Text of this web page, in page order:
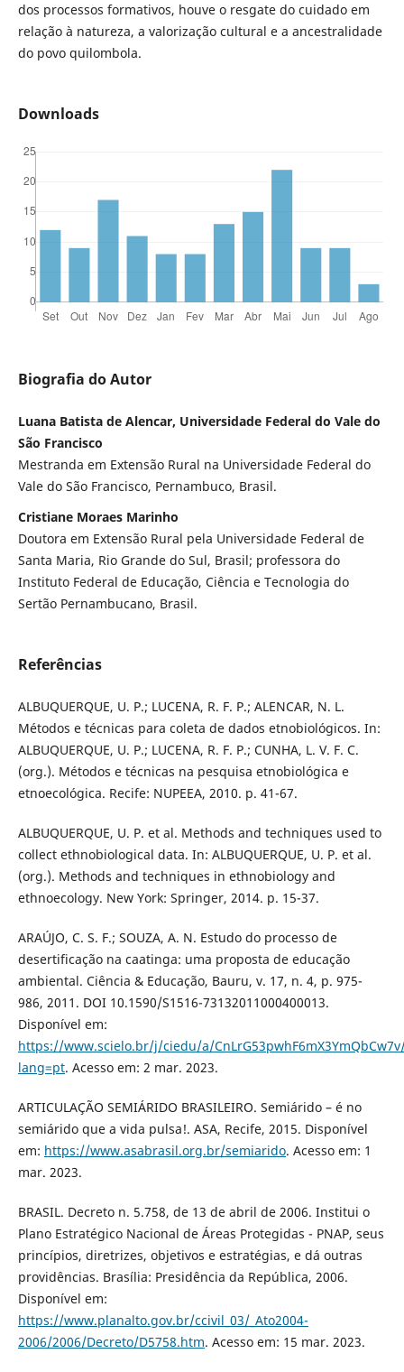
dos processos formativos, houve o resgate do cuidado em
relação à natureza, a valorização cultural e a ancestralidade
do povo quilombola.
Downloads
Biografia do Autor
Luana Batista de Alencar, Universidade Federal do Vale do
São Francisco
Mestranda em Extensão Rural na Universidade Federal do
Vale do São Francisco, Pernambuco, Brasil.
Cristiane Moraes Marinho
Doutora em Extensão Rural pela Universidade Federal de
Santa Maria, Rio Grande do Sul, Brasil; professora do
Instituto Federal de Educação, Ciência e Tecnologia do
Sertão Pernambucano, Brasil.
Referências
ALBUQUERQUE, U. P.; LUCENA, R. F. P.; ALENCAR, N. L.
Métodos e técnicas para coleta de dados etnobiológicos. In:
ALBUQUERQUE, U. P.; LUCENA, R. F. P.; CUNHA, L. V. F. C.
(org.). Métodos e técnicas na pesquisa etnobiológica e
etnoecológica. Recife: NUPEEA, 2010. p. 41-67.
ALBUQUERQUE, U. P. et al. Methods and techniques used to
collect ethnobiological data. In: ALBUQUERQUE, U. P. et al.
(org.). Methods and techniques in ethnobiology and
ethnoecology. New York: Springer, 2014. p. 15-37.
ARAÚJO, C. S. F.; SOUZA, A. N. Estudo do processo de
desertificação na caatinga: uma proposta de educação
ambiental. Ciência & Educação, Bauru, v. 17, n. 4, p. 975-
986, 2011. DOI 10.1590/S1516-73132011000400013.
Disponível em:
https://www.scielo.br/j/ciedu/a/
lang=pt. Acesso em: 2 mar. 2023.
ARTICULAÇÃO SEMIÁRIDO BRASILEIRO. Semiárido – é no
semiárido que a vida pulsa!. ASA, Recife, 2015. Disponível
em: https://www.asabrasil.org.br/semiarido. Acesso em: 1
mar. 2023.
BRASIL. Decreto n. 5.758, de 13 de abril de 2006. Institui o
Plano Estratégico Nacional de Áreas Protegidas - PNAP, seus
princípios, diretrizes, objetivos e estratégias, e dá outras
providências. Brasília: Presidência da República, 2006.
Disponível em:
https://www.planalto.gov.br/ccivil_03/_Ato2004-
2006/2006/Decreto/D5758.htm. Acesso em: 15 mar. 2023.